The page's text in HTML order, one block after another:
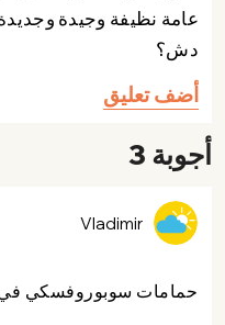
عامة نظيفة وجيدة
دش؟
أضف تعليق
أجوبة 3
Vladimir
حمامات سوبوروفسكي في